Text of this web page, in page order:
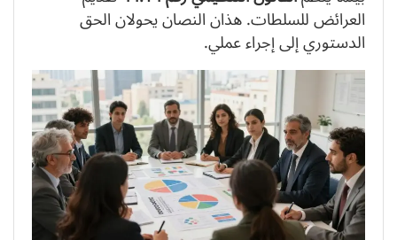
العرائض للسلطات. هذان النصان يحولان الحق
الدستوري إلى إجراء عملي.